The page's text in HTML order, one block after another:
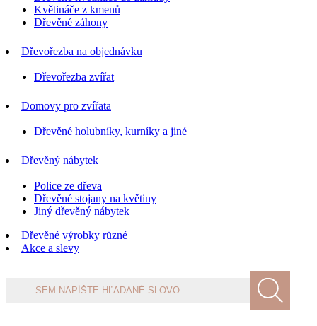
Květináče z kmenů
Dřevěné záhony
Dřevořezba na objednávku
Dřevořezba zvířat
Domovy pro zvířata
Dřevěné holubníky, kurníky a jiné
Dřevěný nábytek
Police ze dřeva
Dřevěné stojany na květiny
Jiný dřevěný nábytek
Dřevěné výrobky různé
Akce a slevy
Products